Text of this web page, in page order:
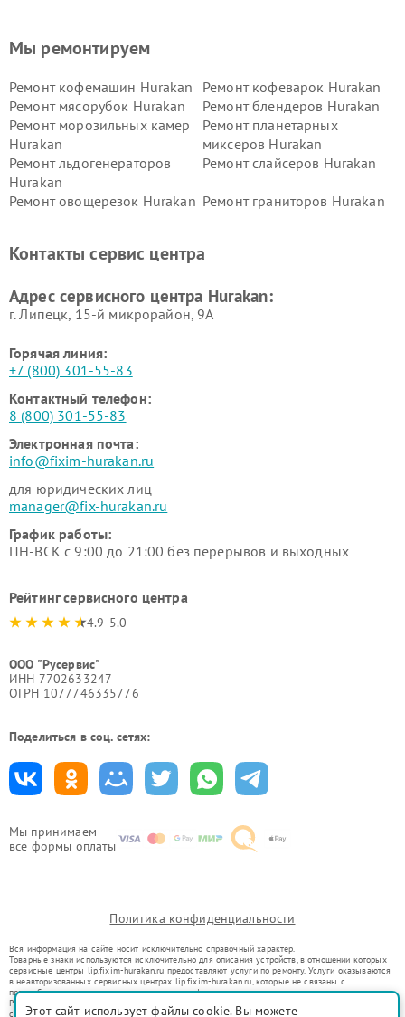
Мы принимаем
все формы оплаты
Мы ремонтируем
Ремонт кофемашин Hurakan
Ремонт кофеварок Hurakan
Ремонт мясорубок Hurakan
Ремонт блендеров Hurakan
Ремонт морозильных камер
Hurakan
Ремонт планетарных
миксеров Hurakan
Ремонт льдогенераторов
Hurakan
Ремонт слайсеров Hurakan
Ремонт овощерезок Hurakan Ремонт граниторов Hurakan
Hurakan
Контакты сервис центра
Адрес сервисного центра Hurakan:
г. Липецк, 15-й микрорайон, 9А
Горячая линия:
+7 (800) 301-55-83
Контактный телефон:
8 (800) 301-55-83
Электронная почта:
info@fixim-hurakan.ru
для юридических лиц
manager@fix-hurakan.ru
График работы:
ПН-ВСК с 9:00 до 21:00 без перерывов и выходных
Рейтинг сервисного центра
4.9-5.0
ООО "Русервис"
ИНН 7702633247
ОГРН 1077746335776
Поделиться в соц. сетях:
Политика конфиденциальности
Вся информация на сайте носит исключительно справочный характер.
Товарные знаки используются исключительно для описания устройств, в отношении которых
сервисные центры lip.fixim-hurakan.ru предоставляют услуги по ремонту. Услуги оказываются
в неавторизованных сервисных центрах lip.fixim-hurakan.ru, которые не связаны с
правообладателями товарных знаков или их официальными представителями.
Ремонт осуществляется для устройств, уже введенных в гражданский оборот в соответствии
со статьей 1487 ГК РФ.
Этот сайт использует файлы cookie. Вы можете